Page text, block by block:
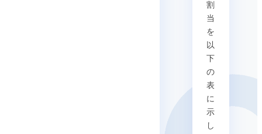
割
当
を
以
下
の
表
に
示
し